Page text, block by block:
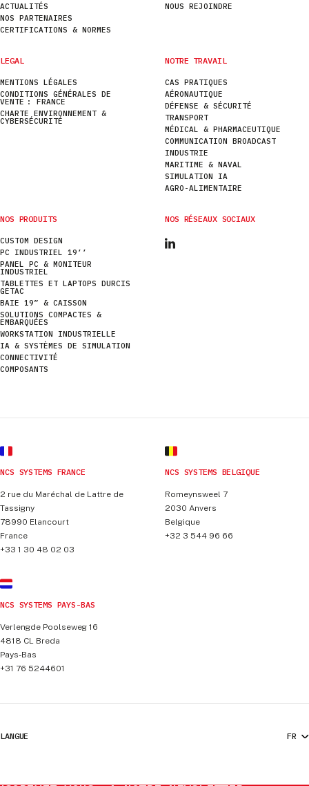
ACTUALITÉS
NOS PARTENAIRES
CERTIFICATIONS & NORMES
NOUS REJOINDRE
LEGAL
MENTIONS LÉGALES
CONDITIONS GÉNÉRALES DE
VENTE : FRANCE
CHARTE ENVIRONNEMENT &
CYBERSÉCURITÉ
NOTRE TRAVAIL
CAS PRATIQUES
AÉRONAUTIQUE
DÉFENSE & SÉCURITÉ
TRANSPORT
MÉDICAL & PHARMACEUTIQUE
COMMUNICATION BROADCAST
INDUSTRIE
MARITIME & NAVAL
SIMULATION IA
AGRO-ALIMENTAIRE
NOS PRODUITS
CUSTOM DESIGN
PC INDUSTRIEL 19’’
PANEL PC & MONITEUR
INDUSTRIEL
TABLETTES ET LAPTOPS DURCIS
GETAC
BAIE 19” & CAISSON
SOLUTIONS COMPACTES &
EMBARQUÉES
WORKSTATION INDUSTRIELLE
IA & SYSTÈMES DE SIMULATION
CONNECTIVITÉ
COMPOSANTS
NOS RÉSEAUX SOCIAUX
NCS SYSTEMS FRANCE
2 rue du Maréchal de Lattre de
Tassigny
78990 Elancourt
France
+33 1 30 48 02 03
NCS SYSTEMS BELGIQUE
Romeynsweel 7
2030 Anvers
Belgique
+32 3 544 96 66
NCS SYSTEMS PAYS-BAS
Verlengde Poolseweg 16
4818 CL
Breda
Pays-Bas
+31 76 5244601
LANGUE